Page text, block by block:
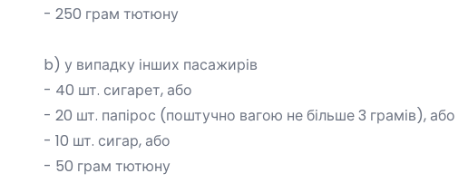
- 250 грам тютюну
b) у випадку інших пасажирів
- 40 шт. сигарет, або
- 20 шт. папірос (поштучно вагою не більше 3 грамів), або
- 10 шт. сигар, або
- 50 грам тютюну